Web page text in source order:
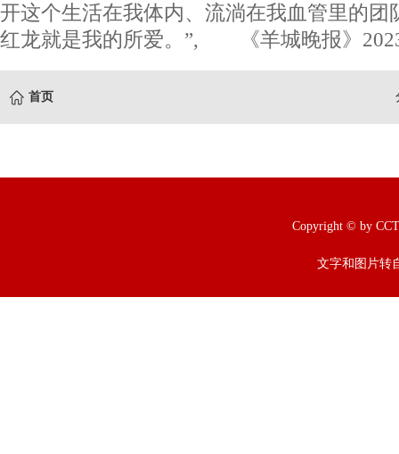
开这个生活在我体内、流淌在我血管里的团
红龙就是我的所爱。”, 《羊城晚报》
首页
Copyright © by
文字和图片转